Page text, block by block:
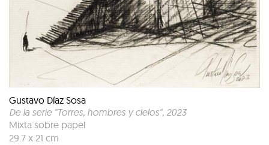
Gustavo Díaz Sosa
De la serie "Torres, hombres y cielos", 2023
Mixta sobre papel
29.7 x 21 cm